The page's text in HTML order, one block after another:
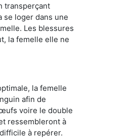
transperçant
se loger dans une
Les blessures
la femelle elle ne
la femelle
afin de
voire le double
ressembleront à
à repérer.